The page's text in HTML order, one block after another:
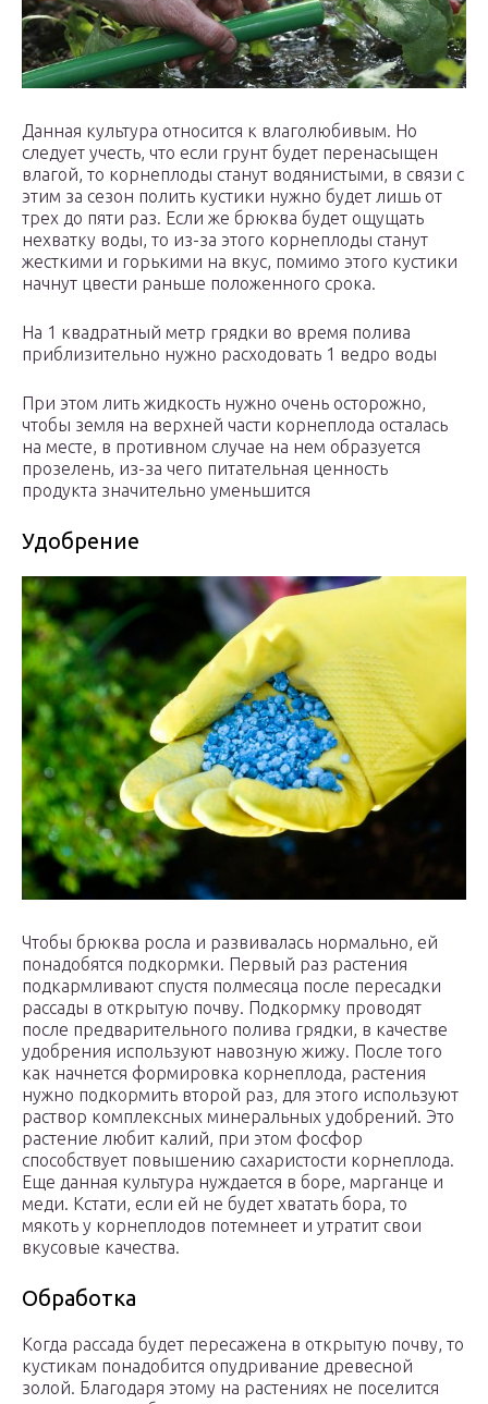
Данная культура относится к влаголюбивым. Но
следует учесть, что если грунт будет перенасыщен
влагой, то корнеплоды станут водянистыми, в связи с
этим за сезон полить кустики нужно будет лишь от
трех до пяти раз. Если же брюква будет ощущать
нехватку воды, то из-за этого корнеплоды станут
жесткими и горькими на вкус, помимо этого кустики
начнут цвести раньше положенного срока.
На 1 квадратный метр грядки во время полива
приблизительно нужно расходовать 1 ведро воды
При этом лить жидкость нужно очень осторожно,
чтобы земля на верхней части корнеплода осталась
на месте, в противном случае на нем образуется
прозелень, из-за чего питательная ценность
продукта значительно уменьшится
Удобрение
Чтобы брюква росла и развивалась нормально, ей
понадобятся подкормки. Первый раз растения
подкармливают спустя полмесяца после пересадки
рассады в открытую почву. Подкормку проводят
после предварительного полива грядки, в качестве
удобрения используют навозную жижу. После того
как начнется формировка корнеплода, растения
нужно подкормить второй раз, для этого используют
раствор комплексных минеральных удобрений. Это
растение любит калий, при этом фосфор
способствует повышению сахаристости корнеплода.
Еще данная культура нуждается в боре, марганце и
меди. Кстати, если ей не будет хватать бора, то
мякоть у корнеплодов потемнеет и утратит свои
вкусовые качества.
Обработка
Когда рассада будет пересажена в открытую почву, то
кустикам понадобится опудривание древесной
золой. Благодаря этому на растениях не поселится